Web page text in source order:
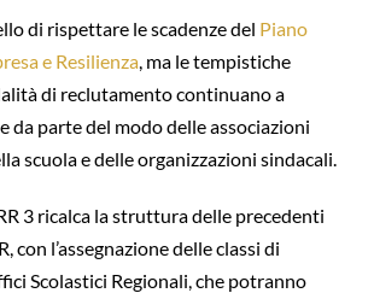
di rispettare le scadenze del Piano
e Resilienza, ma le tempistiche
di reclutamento continuano a
da parte del modo delle associazioni
scuola e delle organizzazioni sindacali.
3 ricalca la struttura delle precedenti
con l’assegnazione delle classi di
Scolastici Regionali, che potranno